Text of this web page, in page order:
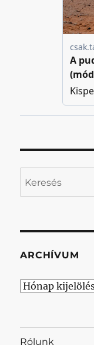
ARCHÍVUM
Archívum
Rólunk